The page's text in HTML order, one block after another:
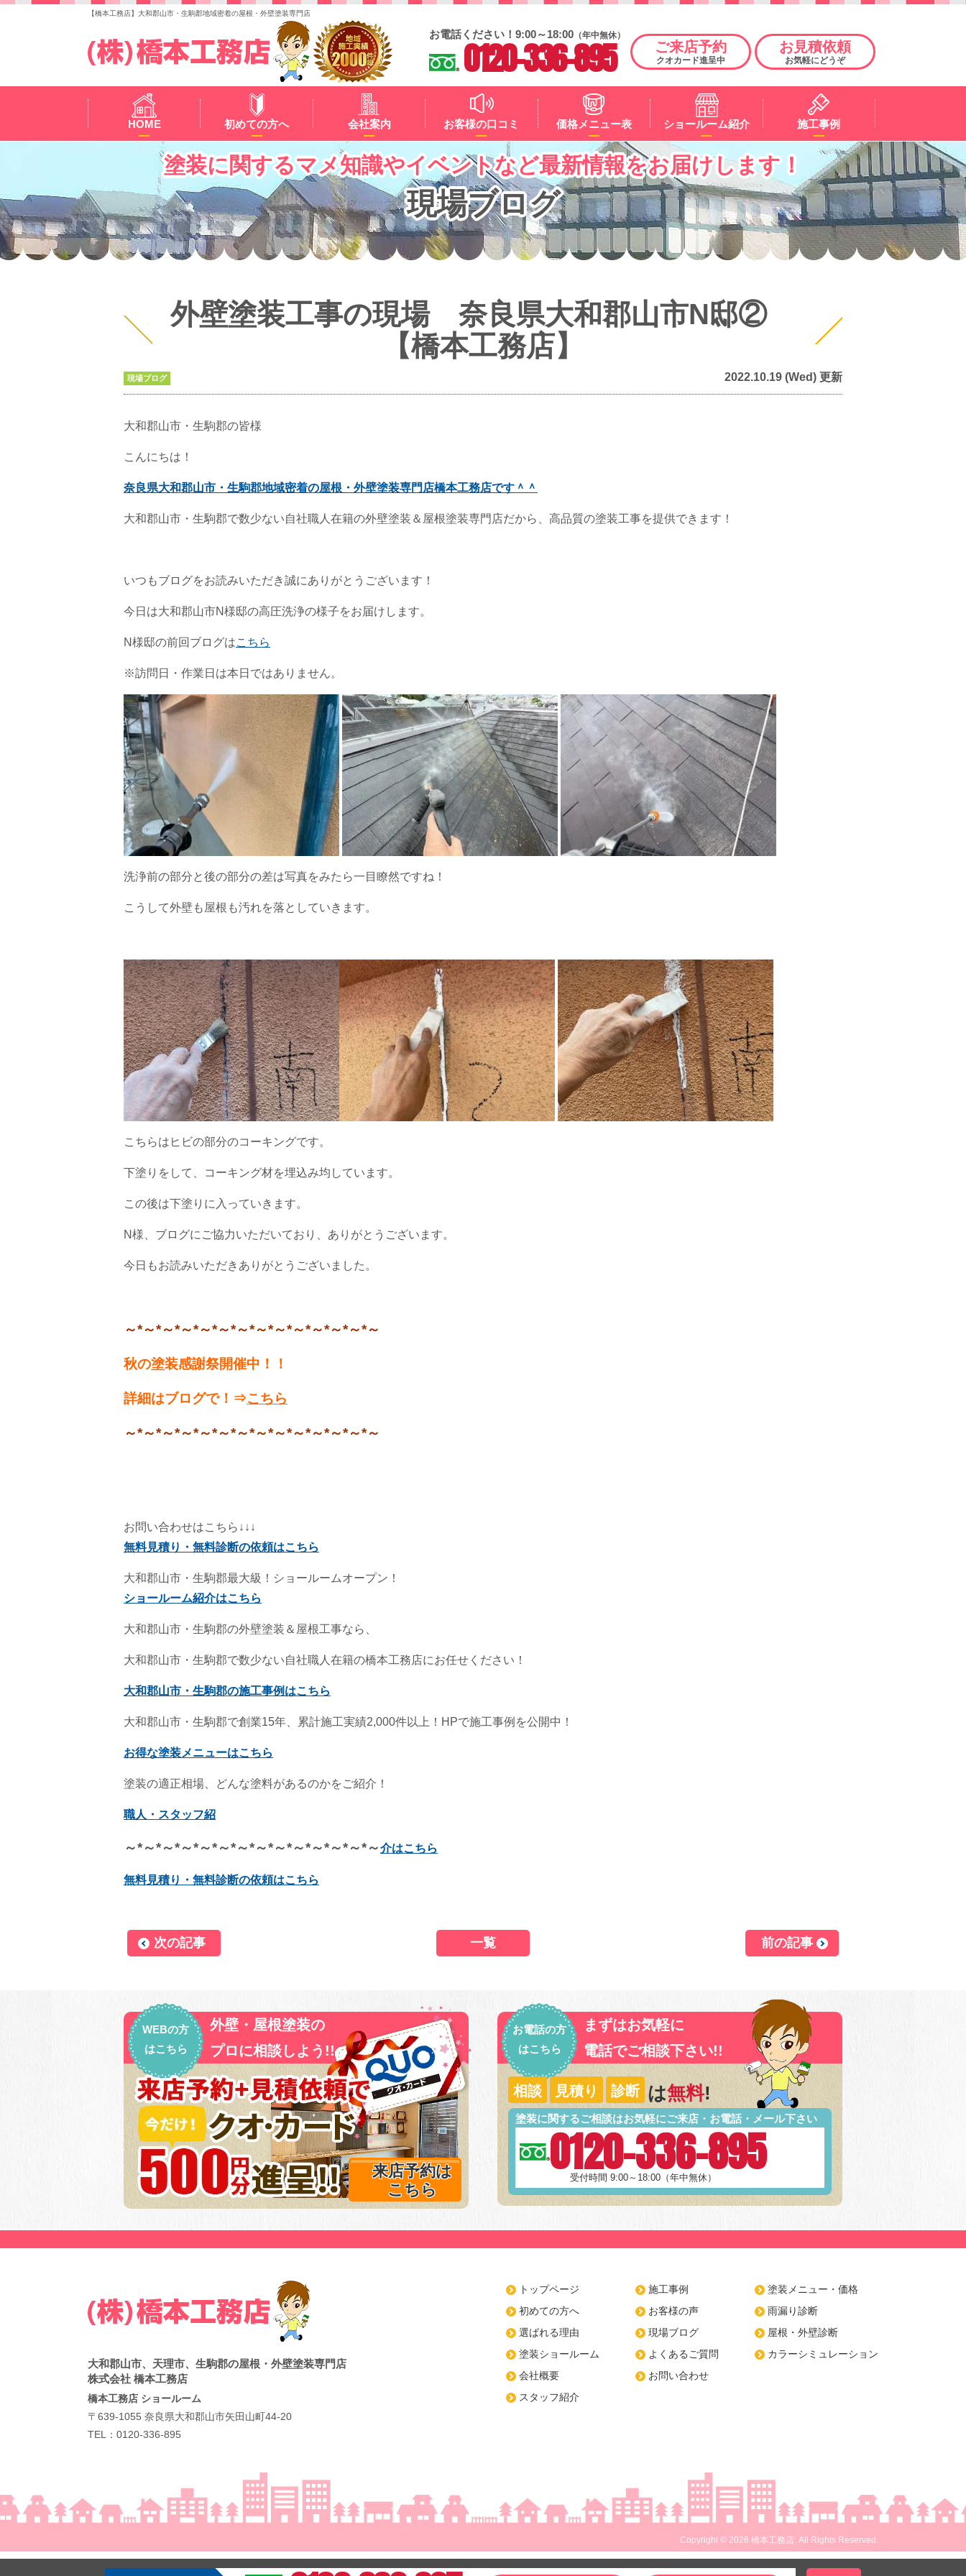
【橋本工務店】大和郡山市・生駒郡地域密着の屋根・外壁塗装専門店
お電話ください！9:00～18:00 （年中無休）
0120-336-895 ご来店予約
クオカード進呈中
お見積依頼
お気軽にどうぞ
HOME 初めての方へ 会社案内 お客様の口コミ 価格メニュー表 ショールーム紹介 施工事例
塗装に関するマメ知識やイベントなど最新情報をお届けします！
現場ブログ
外壁塗装工事の現場 奈良県大和郡山市N邸②
【橋本工務店】
現場ブログ 2022.10.19 (Wed) 更新
大和郡山市・生駒郡の皆様
こんにちは！
奈良県大和郡山市・生駒郡地域密着の屋根・外壁塗装専門店橋本工務店です＾＾
大和郡山市・生駒郡で数少ない自社職人在籍の外壁塗装＆屋根塗装専門店だから、高品質の塗装工事を提供できます！
いつもブログをお読みいただき誠にありがとうございます！
今日は大和郡山市N様邸の高圧洗浄の様子をお届けします。
N様邸の前回ブログはこちら
※訪問日・作業日は本日ではありません。
洗浄前の部分と後の部分の差は写真をみたら一目瞭然ですね！
こうして外壁も屋根も汚れを落としていきます。
こちらはヒビの部分のコーキングです。
下塗りをして、コーキング材を埋込み均しています。
この後は下塗りに入っていきます。
N様、ブログにご協力いただいており、ありがとうございます。
今日もお読みいただきありがとうございました。
～*～*～*～*～*～*～*～*～*～*～*～*～*～
秋の塗装感謝祭開催中！！
詳細はブログで！⇒こちら
～*～*～*～*～*～*～*～*～*～*～*～*～*～
お問い合わせはこちら↓↓↓
無料見積り・無料診断の依頼はこちら
大和郡山市・生駒郡最大級！ショールームオープン！
ショールーム紹介はこちら
大和郡山市・生駒郡の外壁塗装＆屋根工事なら、
大和郡山市・生駒郡で数少ない自社職人在籍の橋本工務店にお任せください！
大和郡山市・生駒郡の施工事例はこちら
大和郡山市・生駒郡で創業15年、累計施工実績2,000件以上！HPで施工事例を公開中！
お得な塗装メニューはこちら
塗装の適正相場、どんな塗料があるのかをご紹介！
職人・スタッフ紹
～*～*～*～*～*～*～*～*～*～*～*～*～*～介はこちら
無料見積り・無料診断の依頼はこちら
次の記事 一覧 前の記事
お電話の方
はこちら
まずはお気軽に
電話でご相談下さい!!
相談 見積り 診断 は無料!
塗装に関するご相談はお気軽にご来店・お電話・メール下さい
0120-336-895
受付時間 9:00～18:00（年中無休）
WEBの方
はこちら
外壁・屋根塗装の
プロに相談しよう!!
来店予約は
こちら
大和郡山市、天理市、生駒郡の屋根・外壁塗装専門店
株式会社 橋本工務店
橋本工務店 ショールーム
〒639-1055 奈良県大和郡山市矢田山町44-20
TEL： 0120-336-895
トップページ
初めての方へ
選ばれる理由
塗装ショールーム
会社概要
スタッフ紹介
施工事例
お客様の声
現場ブログ
よくあるご質問
お問い合わせ
塗装メニュー・価格
雨漏り診断
屋根・外壁診断
カラーシミュレーション
Copyright © 2026 橋本工務店. All Rights Reserved.